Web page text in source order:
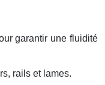
garantir une fluidité
rails et lames.